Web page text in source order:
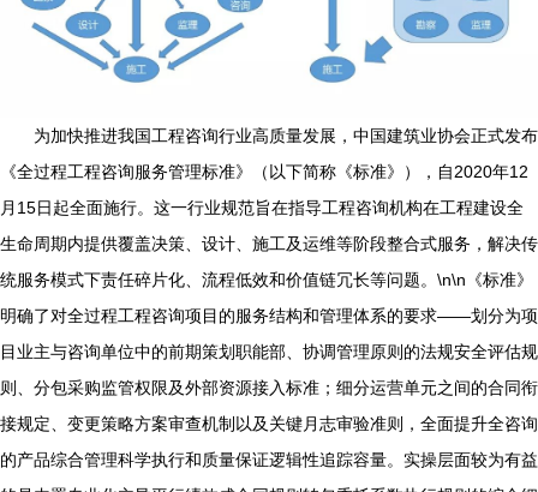
为加快推进我国工程咨询行业高质量发展，中国建筑业协会正式发布
《全过程工程咨询服务管理标准》（以下简称《标准》），自2020年12
月15日起全面施行。这一行业规范旨在指导工程咨询机构在工程建设全
生命周期内提供覆盖决策、设计、施工及运维等阶段整合式服务，解决传
统服务模式下责任碎片化、流程低效和价值链冗长等问题。\n\n《标准》
明确了对全过程工程咨询项目的服务结构和管理体系的要求——划分为项
目业主与咨询单位中的前期策划职能部、协调管理原则的法规安全评估规
则、分包采购监管权限及外部资源接入标准；细分运营单元之间的合同衔
接规定、变更策略方案审查机制以及关键月志审验准则，全面提升全咨询
的产品综合管理科学执行和质量保证逻辑性追踪容量。实操层面较为有益